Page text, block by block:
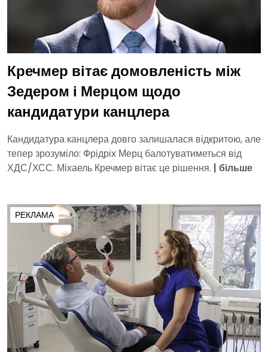
Кречмер вітає домовленість між
Зедером і Мерцом щодо
кандидатури канцлера
Кандидатура канцлера довго залишалася відкритою, але
тепер зрозуміло: Фрідріх Мерц балотуватиметься від
ХДС/ХСС. Міхаель Кречмер вітає це рішення. | більше
РЕКЛАМА